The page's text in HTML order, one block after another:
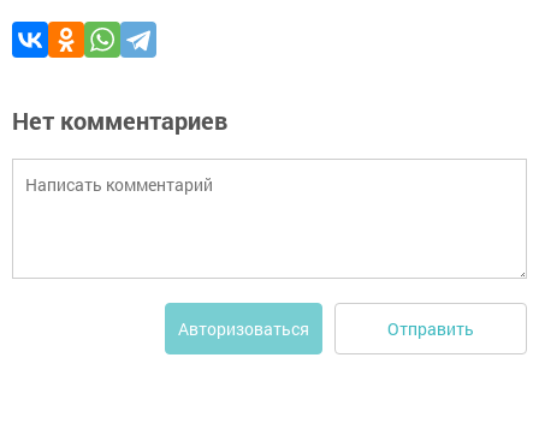
Нет комментариев
Авторизоваться Отправить